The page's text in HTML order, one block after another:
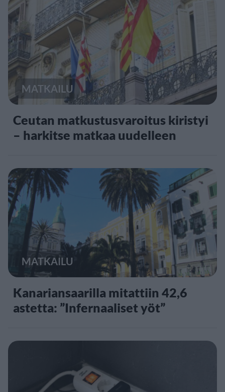
MATKAILU
Ceutan matkustusvaroitus kiristyi
– harkitse matkaa uudelleen
MATKAILU
Kanariansaarilla mitattiin 42,6
astetta: ”Infernaaliset yöt”